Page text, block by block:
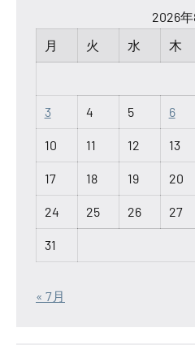
2026年
月
火 水 木
3 4 5 6
10 11 12 13
17 18 19 20
24 25 26 27
31
« 7月